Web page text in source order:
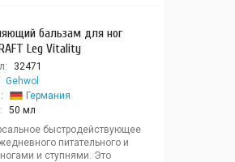
бальзам для ног
Leg Vitality
32471
Gehwol
Германия
50 мл
быстродействующее
питательного и
и ступнями. Это